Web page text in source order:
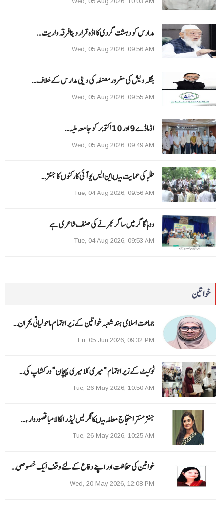
مدارس کو دہشت گردی کا اڈہ قرار دینا فرقہ واریت…
Wed, 05 Aug 2026, 09:56 AM
بنگلہ دیش کی مفرور مصنفہ کی دینی مدارس کے خلاف…
Wed, 05 Aug 2026, 09:55 AM
ا ڈما ڈے 9 اور 10 اکتوبر کو جامعہ ملیہ…
Wed, 05 Aug 2026, 09:49 AM
طلبا کی حمایت میںاین ایس یو آئی کارکنوں کا جنتر…
Tue, 04 Aug 2026, 09:56 AM
دوہا گاگر میں ساگر بھرنے کی صنف شاعری ہے
Tue, 04 Aug 2026, 09:53 AM
خواتین
جماعت اسلامی ہند شعبہ خواتین کے زیر اہتمام ماحولیاتی بحران…
Fri, 05 Jun 2026, 09:32 PM
ٹوئیٹ کے زیر اہتمام ”میری کلا میری پہچان“ ورکشاپ کی…
Tue, 26 May 2026, 10:50 AM
جنتر منتر احتجاج معاملہ میںکانگریس لیڈر الکا لامبا قصوروار ،…
Tue, 26 May 2026, 10:25 AM
خواتین کی حفاظت اور اپنے دفاع کےلئے وقف ایک خصوصی…
Wed, 20 May 2026, 12:08 PM